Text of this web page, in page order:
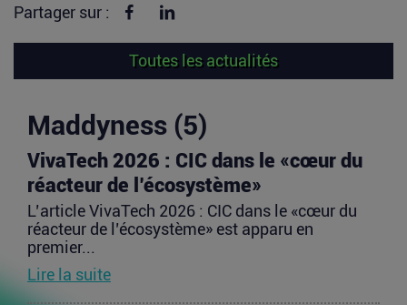
Partager sur : Partager sur Facebook
Toutes les actualités
Maddyness (5)
VivaTech 2026 : CIC dans le «cœur du
réacteur de l’écosystème»
L’article VivaTech 2026 : CIC dans le «cœur du
réacteur de l’écosystème» est apparu en
premier...
Lire la suite